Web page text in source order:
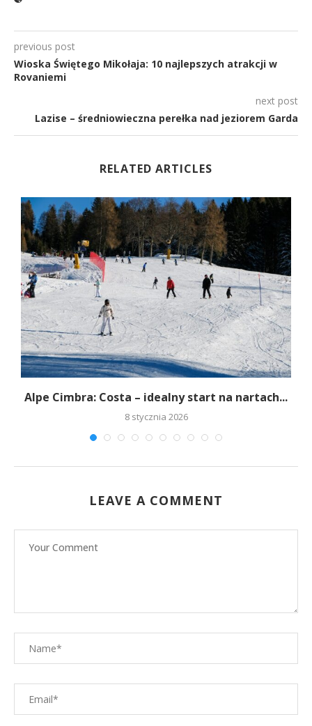
previous post
Wioska Świętego Mikołaja: 10 najlepszych atrakcji w
Rovaniemi
next post
Lazise – średniowieczna perełka nad jeziorem Garda
RELATED ARTICLES
Alpe Cimbra: Costa – idealny start na nartach...
8 stycznia 2026
LEAVE A COMMENT